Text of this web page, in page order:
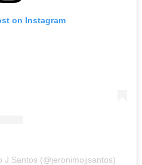
on Instagram
J Santos (@jeronimojjsantos)